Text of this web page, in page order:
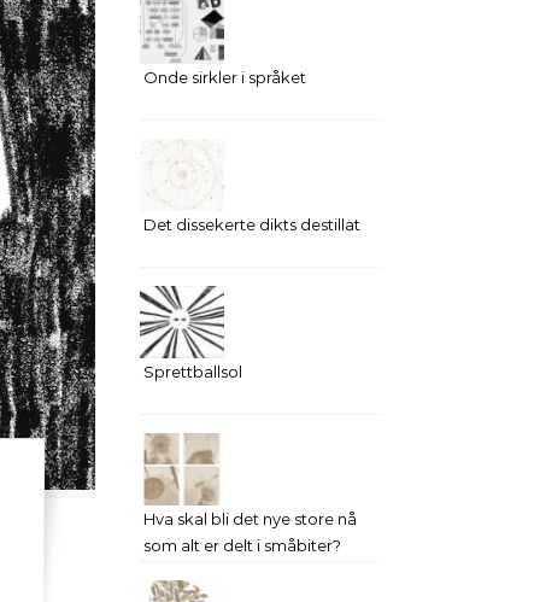
Onde sirkler i språket
Det dissekerte dikts destillat
Sprettballsol
Hva skal bli det nye store nå
som alt er delt i småbiter?